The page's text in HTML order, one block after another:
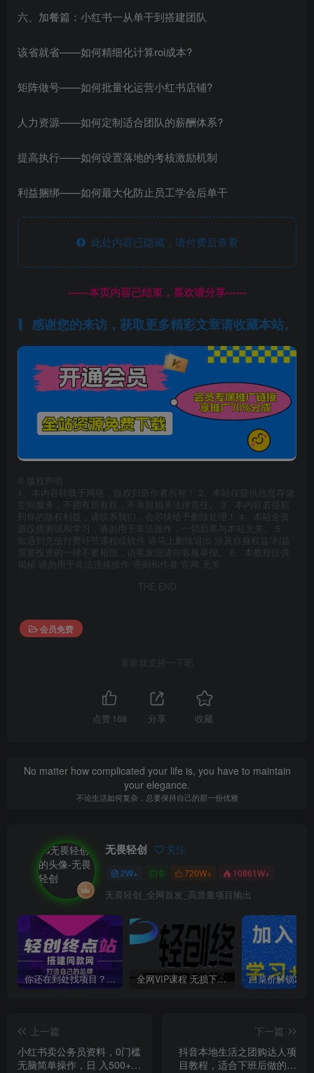
六、加餐篇：小红书一从单干到搭建团队
该省就省——如何精细化计算roi成本?
矩阵做号——如何批量化运营小红书店铺?
人力资源——如何定制适合团队的薪酬体系?
提高执行——如何设置落地的考核激励机制
利益捆绑——如何最大化防止员工学会后单干
此处内容已隐藏，请付费后查看
------本页内容已结束，喜欢请分享------
感谢您的来访，获取更多精彩文章请收藏本站。
版权声明
1、本内容转载于网络，版权归原作者所有！ 2、本站仅提供信息存储
空间服务，不拥有所有权，不承担相关法律责任。 3、本内容若侵犯
到你的版权利益，请联系我们，会尽快给予删除处理！ 4、本站全资
源仅供测试和学习，请勿用于非法操作，一切后果与本站无关。 5、
如遇到充值付费环节课程或软件 请马上删除退出 涉及自身权益/利益
需要投资的一律不要相信，访客发现请向客服举报。 6、本教程仅供
揭秘 请勿用于非法违规操作 否则和作者 官网 无关
THE END
会员免费
喜欢就支持一下吧
点赞 168 分享 收藏
No matter how complicated your life is, you have to maintain
your elegance.
不论生活如何复杂，总要保持自己的那一份优雅
无畏轻创 关注
2W+ 0 720W+ 10861W+
无畏轻创_全网首发_高质量项目输出
你还在到处找项目？还在当韭菜？我靠卖项目一个月收入5万+，曾经我也是个失败者。 全网VIP课程 无损下载~
上一篇
小红书卖公务员资料，0门槛
无脑简单操作，日 入500+，
下一篇
抖音本地生活之团购达人项
目教程，适合下班后做的副